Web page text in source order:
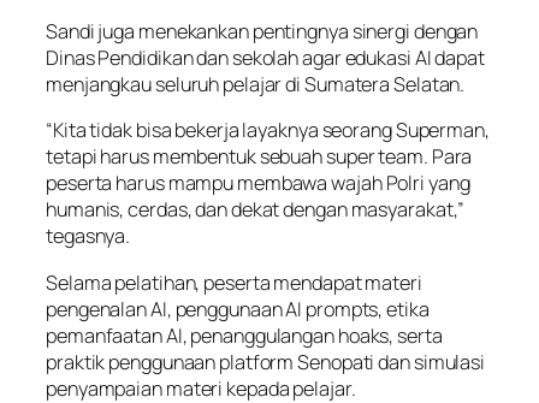
Sandi juga menekankan pentingnya sinergi dengan
Dinas Pendidikan dan sekolah agar edukasi AI dapat
menjangkau seluruh pelajar di Sumatera Selatan.
“Kita tidak bisa bekerja layaknya seorang Superman,
tetapi harus membentuk sebuah super team. Para
peserta harus mampu membawa wajah Polri yang
humanis, cerdas, dan dekat dengan masyarakat,”
tegasnya.
Selama pelatihan, peserta mendapat materi
pengenalan AI, penggunaan AI prompts, etika
pemanfaatan AI, penanggulangan hoaks, serta
praktik penggunaan platform Senopati dan simulasi
penyampaian materi kepada pelajar.